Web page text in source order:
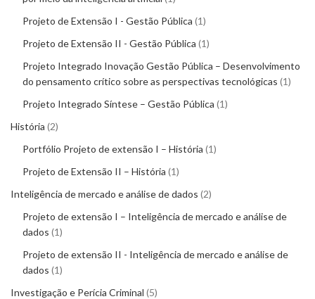
Projeto de Extensão I - Gestão Pública 1
Projeto de Extensão II - Gestão Pública 1
Projeto Integrado Inovação Gestão Pública – Desenvolvimento
do pensamento crítico sobre as perspectivas tecnológicas 1
Projeto Integrado Síntese – Gestão Pública 1
História 2
Portfólio Projeto de extensão I – História 1
Projeto de Extensão II – História 1
Inteligência de mercado e análise de dados 2
Projeto de extensão I – Inteligência de mercado e análise de
dados 1
Projeto de extensão II - Inteligência de mercado e análise de
dados 1
Investigação e Perícia Criminal 5